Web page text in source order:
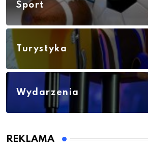
Sport
Turystyka
Wydarzenia
REKLAMA